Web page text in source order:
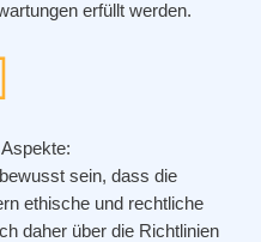
erfüllt werden.
sein, dass die
ethische und rechtliche
daher über die Richtlinien